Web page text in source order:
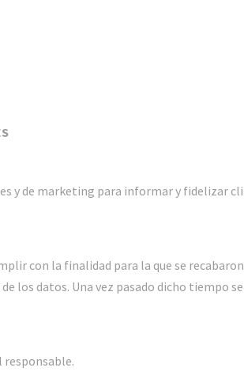
y de marketing para informar y fidelizar
con la finalidad para la que se
los datos. Una vez pasado dicho tiempo